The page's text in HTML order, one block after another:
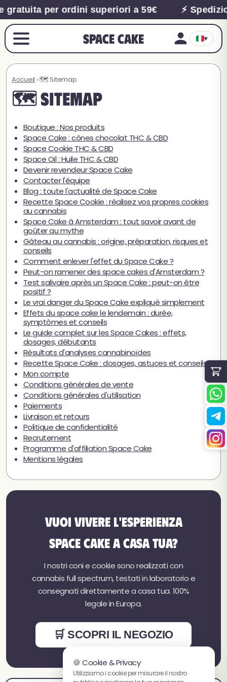
🍪 Cookie & Privacy
Utilizziamo i cookie per misurare il nostro
gratuita per ordini superiori a 59€ ⚡
Space Cake ▾
Accueil › 🗺️ Sitemap
🗺️ Sitemap
Boutique : Nos produits
Space Cake : cônes chocolat THC & CBD
Space Cookie THC & CBD
Space Oil : Huile THC & CBD
Devenir revendeur Space Cake
Contacter l'équipe
Blog : toute l'actualité de Space Cake
Recette Space Cookie : réalisez vos propres cookies
au cannabis
Space Cake à Amsterdam : tout savoir avant de
goûter au mythe
Gâteau au cannabis : origine, préparation, risques et
conseils
Comment enlever l'effet du Space Cake ?
Peut-on ramener des space cakes d'Amsterdam ?
Test salivaire après un Space Cake : peut-on être
positif ?
Le vrai danger du Space Cake expliqué simplement
Effets du space cake le lendemain : durée,
symptômes et conseils
Le guide complet sur les Space Cakes : effets,
dosages, débutants
Résultats d'analyses cannabinoïdes
Recette Space Cake : dosages, astuces et conseils
Mon compte
Conditions générales de vente
Conditions générales d'utilisation
Paiements
Livraison et retours
Politique de confidentialité
Recrutement
Programme d'affiliation Space Cake
Mentions légales
Vuoi vivere l'esperienza
Space Cake a casa tua?
I nostri coni e cookie sono realizzati con
cannabis full spectrum, testati in laboratorio e
consegnati direttamente a casa tua. 100%
legale in Europa.
🛒 SCOPRI IL NEGOZIO
★★★★